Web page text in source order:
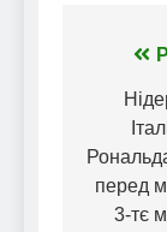
перед
3-тє